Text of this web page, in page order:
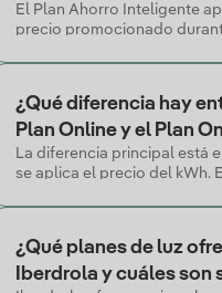
El Plan Ahorro Inteligente
precio promocionado
descuento durante 24
¿Qué diferencia hay
Plan Online y el Plan
Periodos?
La diferencia principal está
se aplica el precio del kWh.
horario (punta, llano y valle).
¿Qué planes de luz
Iberdrola y cuáles son